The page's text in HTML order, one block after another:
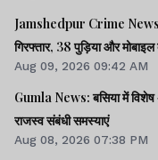
Jamshedpur Crime
गिरफ्तार, 38 पुड़िया और मोबाइल
Aug 09, 2026 09:42 AM
Gumla News: बसिया में
राजस्व संबंधी समस्याएं
Aug 08, 2026 07:38 PM